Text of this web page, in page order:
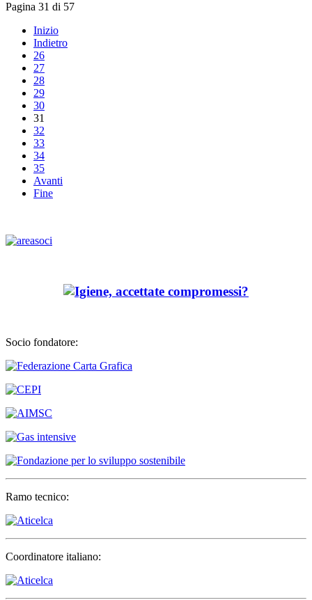
Pagina 31 di 57
Inizio
Indietro
26
27
28
29
30
31
32
33
34
35
Avanti
Fine
Socio fondatore:
Ramo tecnico:
Coordinatore italiano: